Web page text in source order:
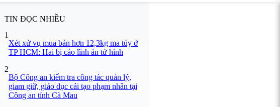
TIN ĐỌC NHIỀU
1
Xét xử vụ mua bán hơn 12,3kg ma túy ở
TP HCM: Hai bị cáo lĩnh án tử hình
2
Bộ Công an kiểm tra công tác quản lý,
giam giữ, giáo dục cải tạo phạm nhân tại
Công an tỉnh Cà Mau